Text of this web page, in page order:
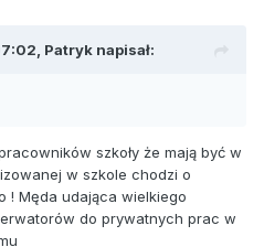
Patryk napisał:
szkoły że mają być w
w szkole chodzi o
! Męda udająca wielkiego
do prywatnych prac w